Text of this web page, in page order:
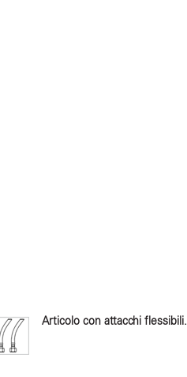
Articolo con attacchi flessibili.